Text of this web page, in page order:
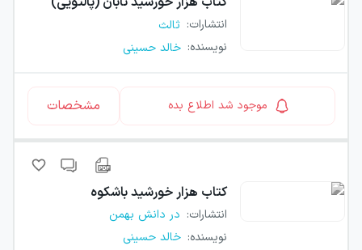
انتشارات: ثالث
نویسنده: خالد حسینی
موجود شد اطلاع بده مشخصات
کتاب هزار خورشید باشکوه
انتشارات: در دانش بهمن
نویسنده: خالد حسینی